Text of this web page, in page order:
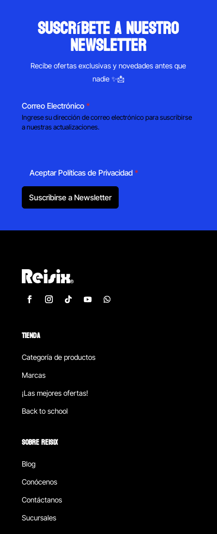
suscríbete a nuestro
newsletter
Recibe ofertas exclusivas y novedades antes que
nadie ✨📩
Correo Electrónico *
Ingrese su dirección de correo electrónico para suscribirse
a nuestras actualizaciones.
Aceptar Políticas de Privacidad *
Suscribirse a Newsletter
TIENDA
Categoría de productos
Marcas
¡Las mejores ofertas!
Back to school
SOBRE REISIX
Blog
Conócenos
Contáctanos
Sucursales